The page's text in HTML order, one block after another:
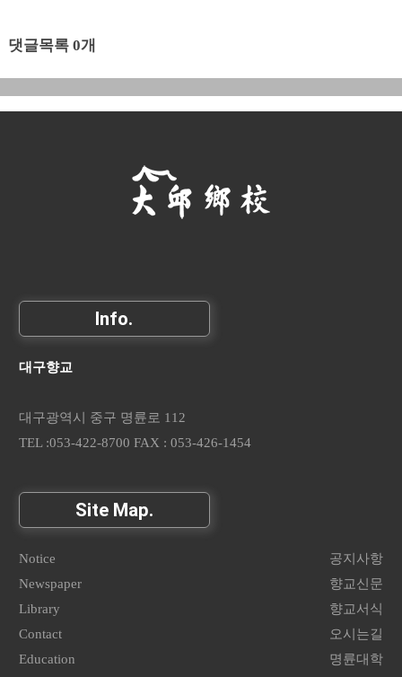
댓글목록 0개
Info.
대구향교
대구광역시 중구 명륜로 112
TEL :053-422-8700 FAX : 053-426-1454
Site Map.
Notice
공지사항
Newspaper
향교신문
Library
향교서식
Contact
오시는길
Education
명륜대학